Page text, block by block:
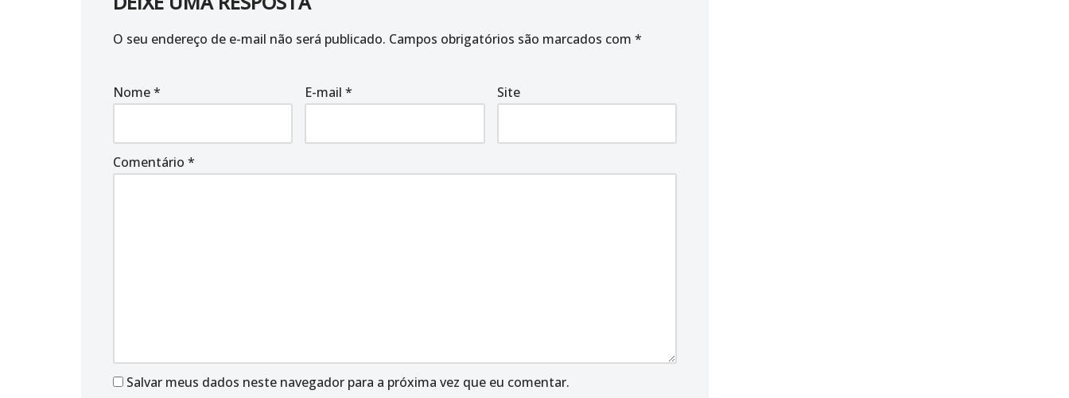
O seu endereço de e-mail não será publicado. Campos obrigatórios são marcados com *
Nome* E-mail* Site
Comentário *
Salvar meus dados neste navegador para a próxima vez que eu comentar.